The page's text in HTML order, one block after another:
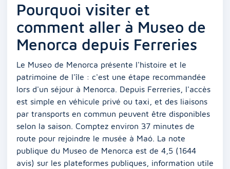
Pourquoi visiter et
comment aller à Museo de
Menorca depuis Ferreries
Le Museo de Menorca présente l'histoire et le
patrimoine de l'île : c'est une étape recommandée
lors d'un séjour à Menorca. Depuis Ferreries, l'accès
est simple en véhicule privé ou taxi, et des liaisons
par transports en commun peuvent être disponibles
selon la saison. Comptez environ 37 minutes de
route pour rejoindre le musée à Maó. La note
publique du Museo de Menorca est de 4,5 (1644
avis) sur les plateformes publiques, information utile